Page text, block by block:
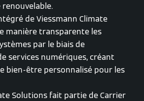
de Viessmann Climate
manière transparente les
par le biais de
services numériques, créant
bien-être personnalisé pour les
Solutions fait partie de Carrier